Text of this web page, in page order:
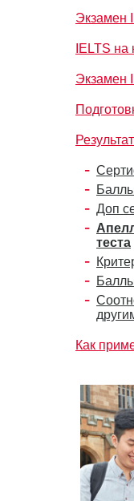
Экзамен
IELTS
Экзамен
Доп
теста
Как